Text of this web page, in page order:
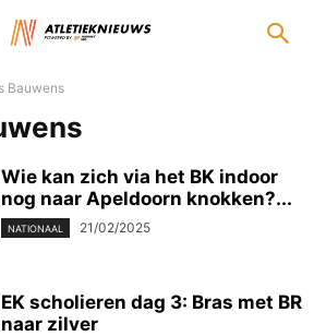
Bauwens
Wie kan zich via het BK indoor
nog naar Apeldoorn knokken?...
NATIONAAL 21/02/2025
EK scholieren dag 3: Bras met BR
naar zilver